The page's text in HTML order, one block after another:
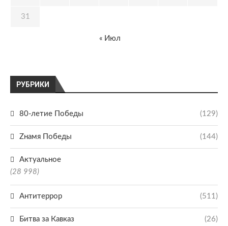
РУБРИКИ
80-летие Победы (129)
Zнамя Победы (144)
Актуальное
(28 998)
Антитеррор (511)
Битва за Кавказ (26)
31
« Июл